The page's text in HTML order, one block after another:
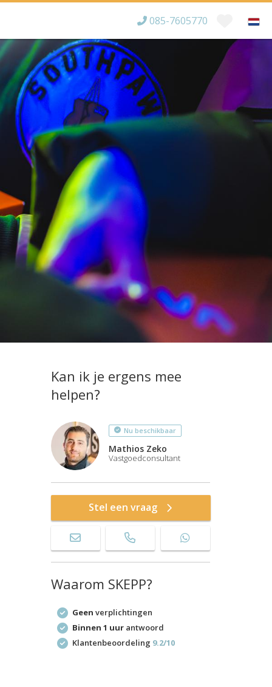
085-7605770
Kan ik je ergens mee
helpen?
Nu beschikbaar
Mathios Zeko
Vastgoedconsultant
Stel een vraag
Waarom SKEPP?
Geen verplichtingen
Binnen 1 uurantwoord
Klantenbeoordeling 9.2/10